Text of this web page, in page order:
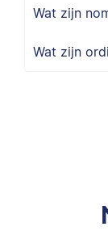
Wat zijn
Wat zijn